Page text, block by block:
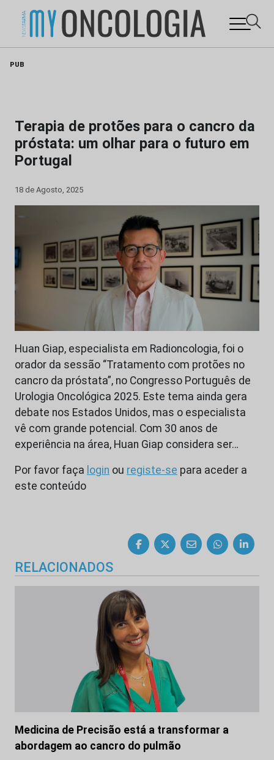
PUB
Terapia de protões para o cancro da
próstata: um olhar para o futuro em
Portugal
18 de Agosto, 2025
Huan Giap, especialista em Radioncologia, foi o
orador da sessão “Tratamento com protões no
cancro da próstata”, no Congresso Português de
Urologia Oncológica 2025. Este tema ainda gera
debate nos Estados Unidos, mas o especialista
vê com grande potencial. Com 30 anos de
experiência na área, Huan Giap considera ser…
Por favor faça login ou registe-se para aceder a
este conteúdo
RELACIONADOS
Medicina de Precisão está a transformar a
abordagem ao cancro do pulmão